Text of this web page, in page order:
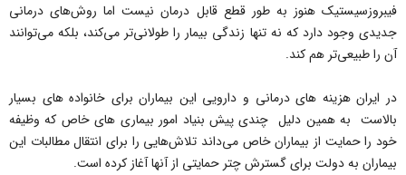
فیبروزسیستیک هنوز به طور قطع قابل درمان نیست اما روش‌های درمانی
جدیدی وجود دارد که نه تنها زندگی بیمار را طولانی‌تر می‌کند، بلکه می‌توانند
آن را طبیعی‌تر هم کند.
در ایران هزینه های درمانی و دارویی این بیماران برای خانواده های بسیار
بالاست به همین دلیل چندی پیش بنیاد امور بیماری های خاص که وظیفه
خود را حمایت از بیماران خاص می‌داند تلاش‌هایی را برای انتقال مطالبات این
بیماران به دولت برای گسترش چتر حمایتی از آنها آغاز کرده است.